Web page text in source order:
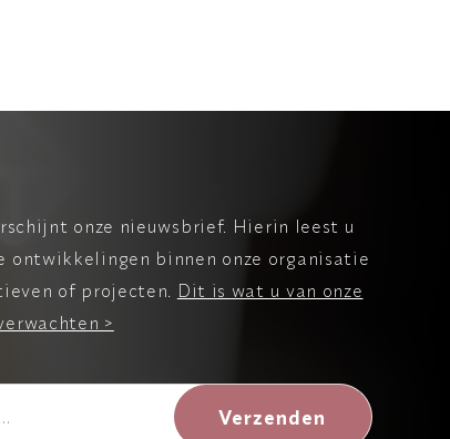
onze nieuwsbrief. Hierin leest u
ontwikkelingen binnen onze organisatie
of projecten.
Dit is wat u van onze
>
Verzenden